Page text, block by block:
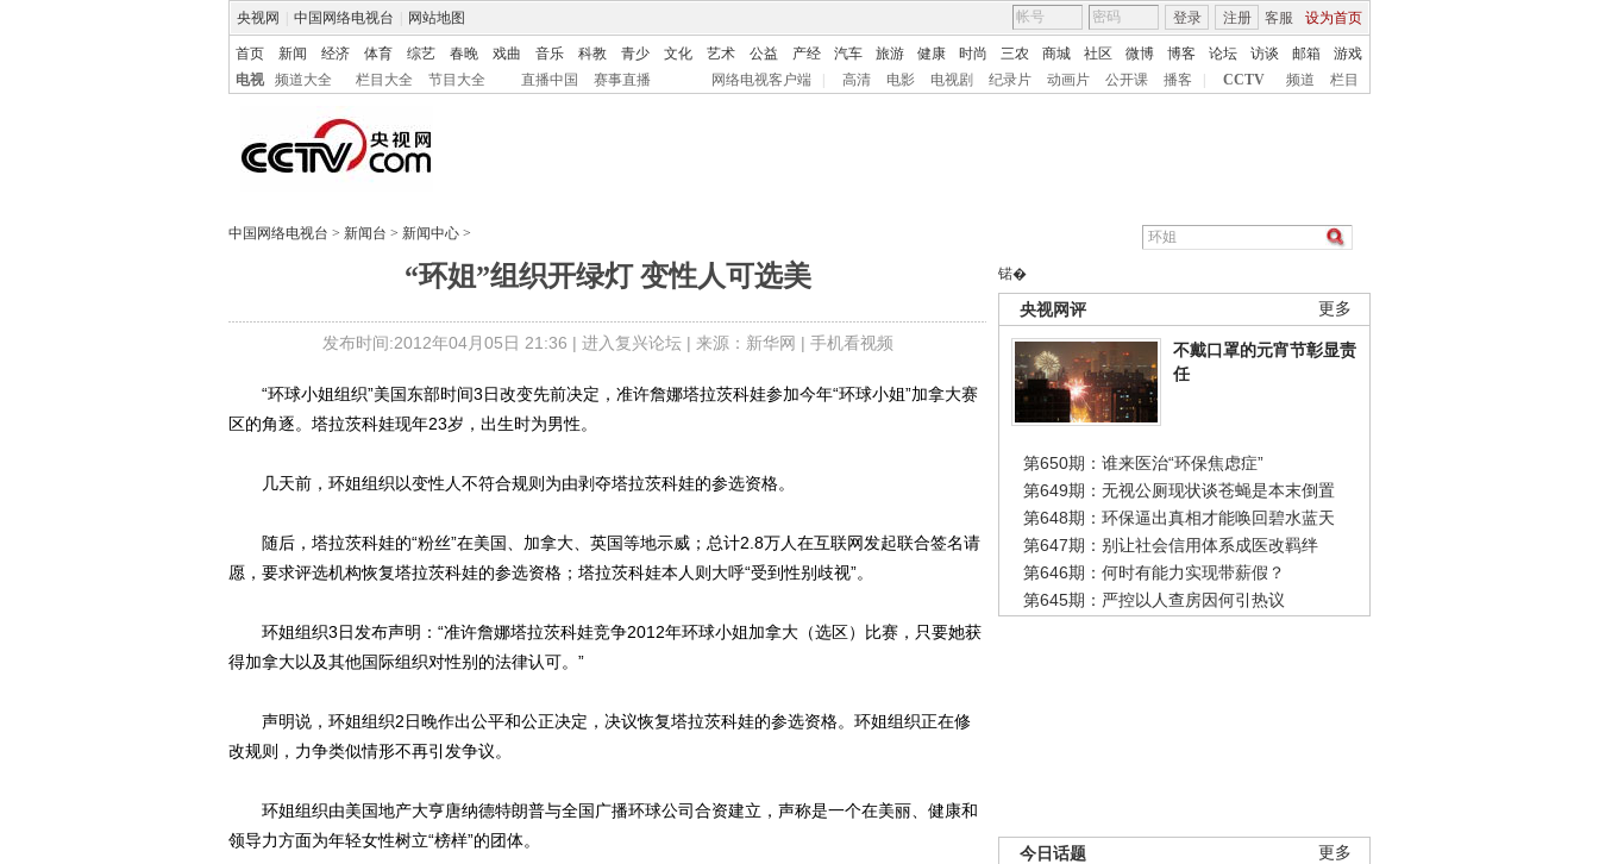
央视网 中国网络电视台 网站地图 客服 设为首页
登录 注册
首页 新闻 经济 体育 综艺 春晚 戏曲 音乐 科教 青少 文化 艺术 公益 产经 汽车 旅游 健康 时尚 三农 商城 社区 微博 博客 论坛 访谈 邮箱
游戏
电视
频道大全 栏目大全 节目大全 直播中国 赛事直播 网络电视客户端 高清 电影 电视剧 纪录片 动画片 公开课 播客 CCTV 频道 栏目
中国网络电视台 > 新闻台 > 新闻中心 >
“环姐”组织开绿灯 变性人可选美
发布时间:2012年04月05日 21:36 | 进入复兴论坛| 来源：新华网 | 手机看视频
锘�
更多
央视网评
不戴口罩的元宵节彰显责
任
第650期：谁来医治“环保焦虑症”
第649期：无视公厕现状谈苍蝇是本末倒置
第648期：环保逼出真相才能唤回碧水蓝天
第647期：别让社会信用体系成医改羁绊
第646期：何时有能力实现带薪假？
第645期：严控以人查房因何引热议
更多
今日话题
“环球小姐组织”美国东部时间3日改变先前决定，准许詹娜塔拉茨科娃参加今年“环球小姐”加拿大赛
区的角逐。塔拉茨科娃现年23岁，出生时为男性。
几天前，环姐组织以变性人不符合规则为由剥夺塔拉茨科娃的参选资格。
随后，塔拉茨科娃的“粉丝”在美国、加拿大、英国等地示威；总计2.8万人在互联网发起联合签名请
愿，要求评选机构恢复塔拉茨科娃的参选资格；塔拉茨科娃本人则大呼“受到性别歧视”。
环姐组织3日发布声明：“准许詹娜塔拉茨科娃竞争2012年环球小姐加拿大（选区）比赛，只要她获
得加拿大以及其他国际组织对性别的法律认可。”
声明说，环姐组织2日晚作出公平和公正决定，决议恢复塔拉茨科娃的参选资格。环姐组织正在修
改规则，力争类似情形不再引发争议。
环姐组织由美国地产大亨唐纳德特朗普与全国广播环球公司合资建立，声称是一个在美丽、健康和
领导力方面为年轻女性树立“榜样”的团体。